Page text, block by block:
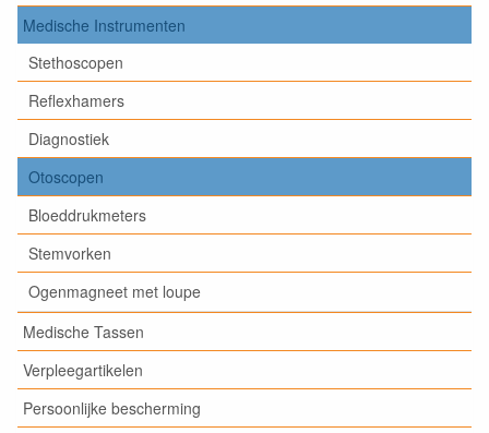
Medische Instrumenten
Stethoscopen
Reflexhamers
Diagnostiek
Otoscopen
Bloeddrukmeters
Stemvorken
Ogenmagneet met loupe
Medische Tassen
Verpleegartikelen
Persoonlijke bescherming